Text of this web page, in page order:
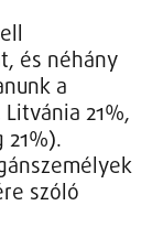
és néhány
a
21%,
21%).
szóló